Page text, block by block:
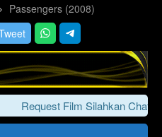
Passengers (2008)
Request Film Silahkan Chat